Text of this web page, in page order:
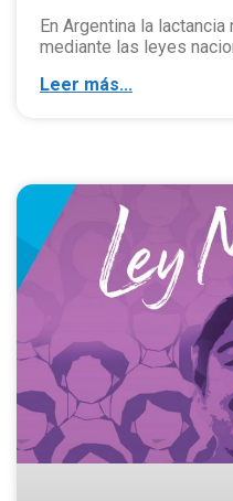
En Argentina la
mediante las leyes
Leer más...